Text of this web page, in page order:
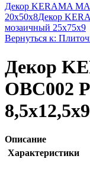
Декор KERAMA
20х50х8Декор
мозаичный 25х75х9
Вернуться к:
Декор
OBC002
8,5х12,5х9
Описание
Характеристики